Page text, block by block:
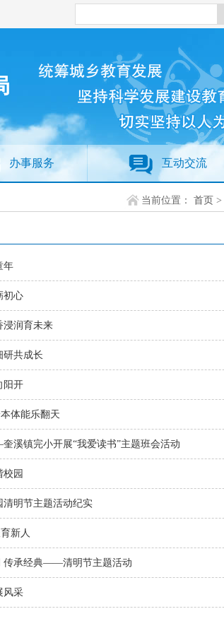
办事服务 互动交流
当前位置： 首页 >
年
初心
浸润育未来
研共成长
阳开
体能乐翻天
溪镇完小开展“我爱读书”主题班会活动
园
明节主题活动纪实
新人
传承经典——清明节主题活动
风采